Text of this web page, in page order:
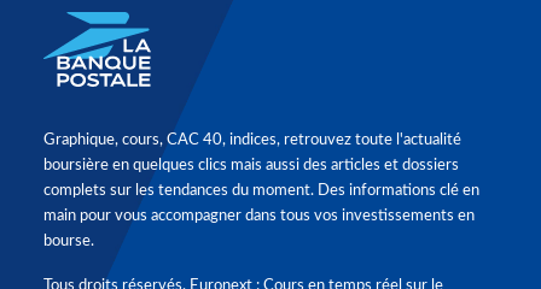
Graphique, cours, CAC 40, indices, retrouvez toute l'actualité
boursière en quelques clics mais aussi des articles et dossiers
complets sur les tendances du moment. Des informations clé en
main pour vous accompagner dans tous vos investissements en
bourse.